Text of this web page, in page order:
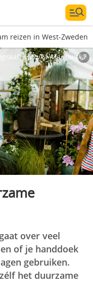
reizen in West-Zweden
Monika Manowska
over veel
of je handdoek
gebruiken.
het duurzame